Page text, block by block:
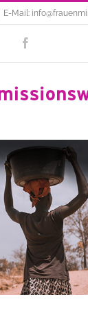
E-Mail: